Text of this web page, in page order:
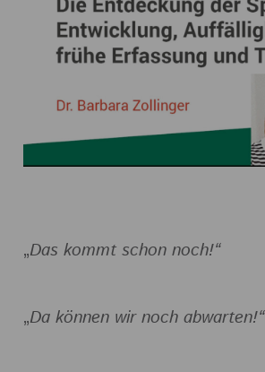
„Das kommt schon noch!“
„Da können wir noch abwarten!“